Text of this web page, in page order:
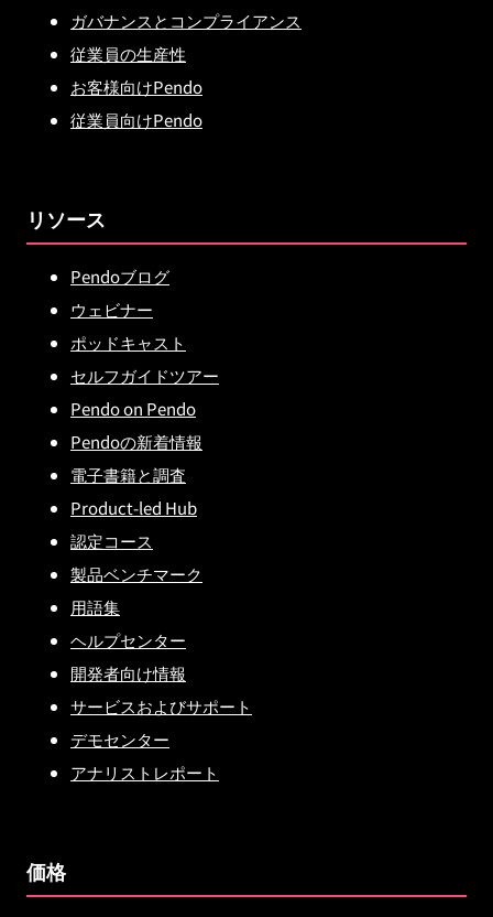
ガバナンスとコンプライアンス
従業員の生産性
お客様向けPendo
従業員向けPendo
リソース
Pendoブログ
ウェビナー
ポッドキャスト
セルフガイドツアー
Pendo on Pendo
Pendoの新着情報
電子書籍と調査
Product-led Hub
認定コース
製品ベンチマーク
用語集
ヘルプセンター
開発者向け情報
サービスおよびサポート
デモセンター
アナリストレポート
価格